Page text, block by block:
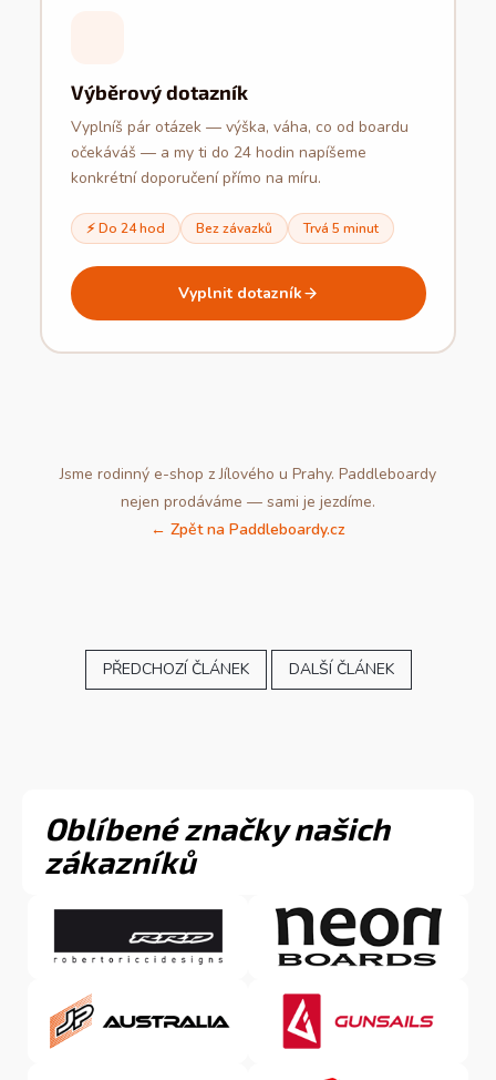
Výběrový dotazník
Vyplníš pár otázek — výška, váha, co od boardu
očekáváš — a my ti do 24 hodin napíšeme
konkrétní doporučení přímo na míru.
⚡ Do 24 hod Bez závazků Trvá 5 minut
Vyplnit dotazník
Jsme rodinný e-shop z Jílového u Prahy. Paddleboardy
nejen prodáváme — sami je jezdíme.
← Zpět na Paddleboardy.cz
PŘEDCHOZÍ ČLÁNEK DALŠÍ ČLÁNEK
Oblíbené značky našich
zákazníků